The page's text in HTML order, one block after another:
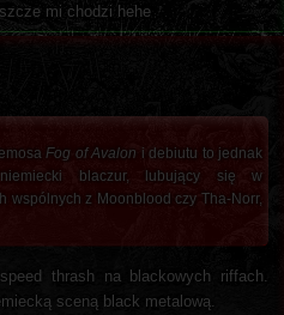
mi chodzi hehe
Fog of Avalon i debiutu to jednak
blaczur, lubujący się w
wspólnych z Moonblood czy Tha-Norr,
thrash na blackowych riffach.
sceną black metalową.